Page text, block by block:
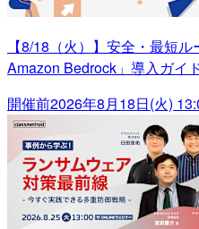
【8/18（火）】安全・最短
Amazon Bedrock」導入ガイ
開催前2026年8月18日(火)